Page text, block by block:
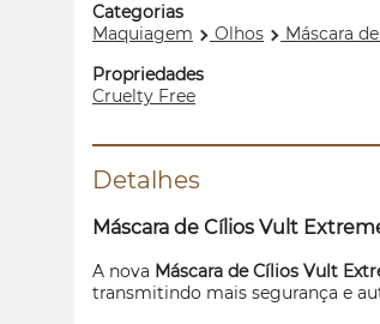
Categorias
Maquiagem
Olhos Máscara
Propriedades
Cruelty Free
Detalhes
Máscara de Cílios Vult
A nova Máscara de Cílios Vult
transmitindo mais segurança e